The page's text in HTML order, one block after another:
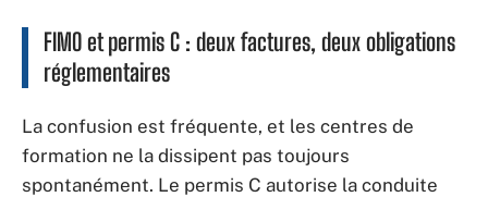
FIMO et permis C : deux factures, deux obligations
réglementaires
La confusion est fréquente, et les centres de
formation ne la dissipent pas toujours
spontanément. Le permis C autorise la conduite